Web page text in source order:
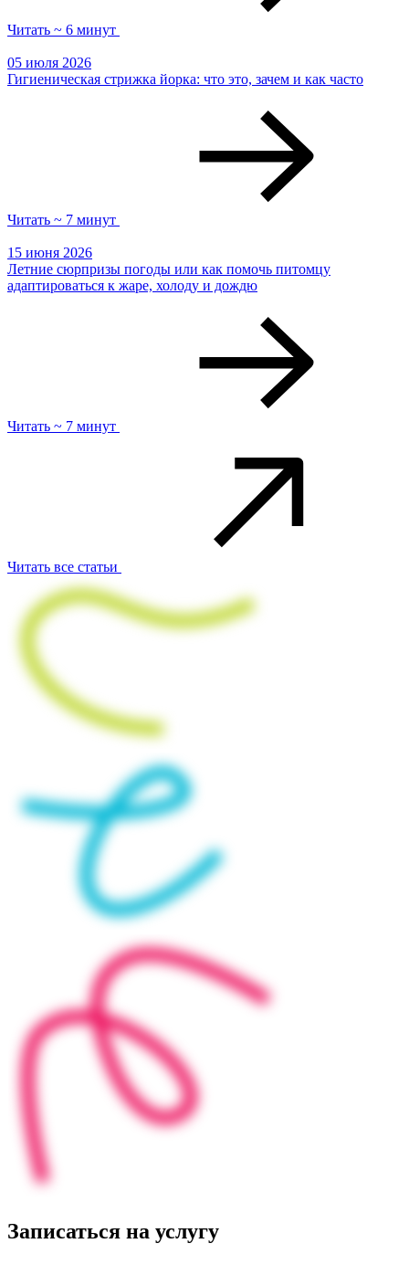
Читать ~ 6 минут
05 июля 2026
Гигиеническая стрижка йорка: что это, зачем и как часто
Читать ~ 7 минут
15 июня 2026
Летние сюрпризы погоды или как помочь питомцу
адаптироваться к жаре, холоду и дождю
Читать ~ 7 минут
Читать все статьи
Записаться на услугу